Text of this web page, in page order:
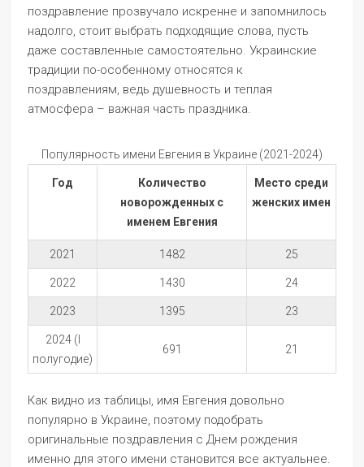
поздравление прозвучало искренне и запомнилось
надолго, стоит выбрать подходящие слова, пусть
даже составленные самостоятельно. Украинские
традиции по-особенному относятся к
поздравлениям, ведь душевность и теплая
атмосфера – важная часть праздника.
Популярность имени Евгения в Украине (2021-2024)
Год
Количество
новорожденных с
именем Евгения
Место среди
женских имен
2021 1482 25
2022 1430 24
2023 1395 23
2024 (I
полугодие)
691 21
Как видно из таблицы, имя Евгения довольно
популярно в Украине, поэтому подобрать
оригинальные поздравления с Днем рождения
именно для этого имени становится все актуальнее.